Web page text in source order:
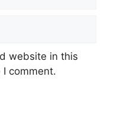
website in this
comment.